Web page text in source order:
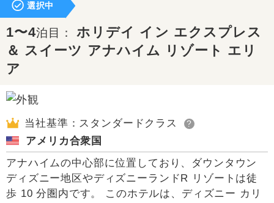
選択中
1〜4泊目：ホリデイ イン エクスプレス
＆ スイーツ アナハイム リゾート エリ
ア
当社基準：スタンダードクラス ?
アメリカ合衆国
アナハイムの中心部に位置しており、ダウンタウン
ディズニー地区やディズニーランドR リゾートは徒
歩 10 分圏内です。 このホテルは、ディズニー カリ